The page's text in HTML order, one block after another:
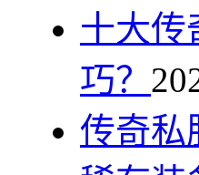
十大传
巧？
传奇私